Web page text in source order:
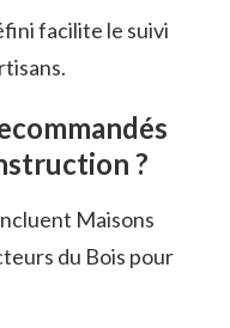
facilite le suivi
?
Maisons
du Bois pour